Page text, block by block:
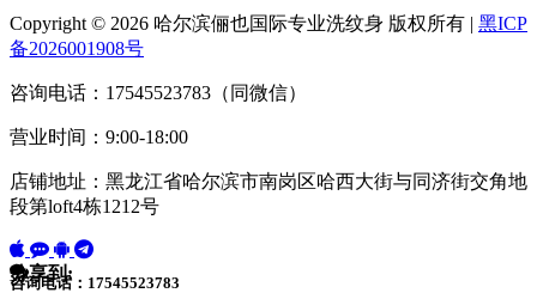
Copyright © 2026 哈尔滨俪也国际专业洗纹身 版权所有 | 黑ICP
备2026001908号
咨询电话：17545523783（同微信）
营业时间：9:00-18:00
店铺地址：黑龙江省哈尔滨市南岗区哈西大街与同济街交角地
段第loft4栋1212号
咨询电话：17545523783
分享到: